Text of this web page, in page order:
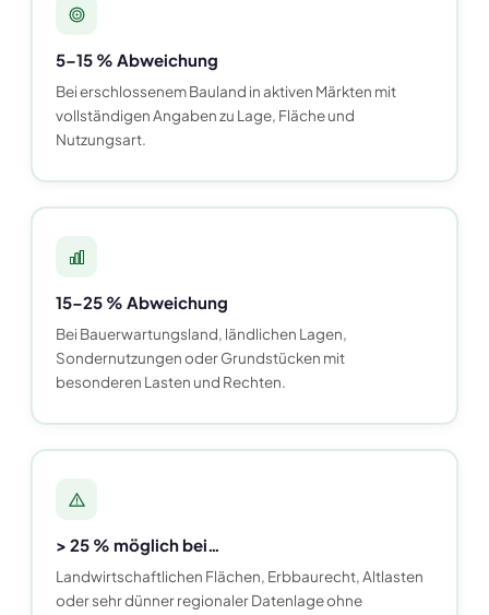
5–15 % Abweichung
Bei erschlossenem Bauland in aktiven Märkten mit
vollständigen Angaben zu Lage, Fläche und
Nutzungsart.
15–25 % Abweichung
Bei Bauerwartungsland, ländlichen Lagen,
Sondernutzungen oder Grundstücken mit
besonderen Lasten und Rechten.
> 25 % möglich bei…
Landwirtschaftlichen Flächen, Erbbaurecht, Altlasten
oder sehr dünner regionaler Datenlage ohne